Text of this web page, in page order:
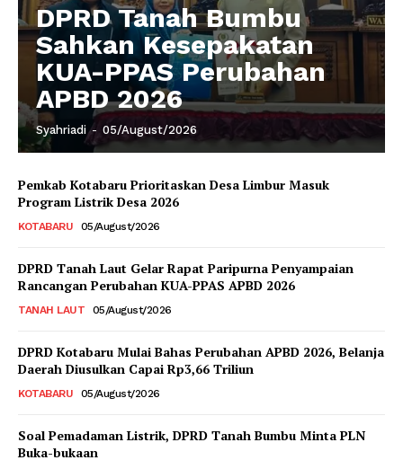
DPRD Tanah Bumbu
Sahkan Kesepakatan
KUA-PPAS Perubahan
APBD 2026
Syahriadi - 05/August/2026
Pemkab Kotabaru Prioritaskan Desa Limbur Masuk
Program Listrik Desa 2026
KOTABARU 05/August/2026
DPRD Tanah Laut Gelar Rapat Paripurna Penyampaian
Rancangan Perubahan KUA-PPAS APBD 2026
TANAH LAUT 05/August/2026
DPRD Kotabaru Mulai Bahas Perubahan APBD 2026, Belanja
Daerah Diusulkan Capai Rp3,66 Triliun
KOTABARU 05/August/2026
Soal Pemadaman Listrik, DPRD Tanah Bumbu Minta PLN
Buka-bukaan